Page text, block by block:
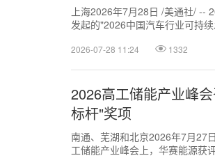
上海2026年7月28日 /美通社/ --
发起的"2026中国汽车行业可持
2026-07-28 11:24 1332
2026高工储能产业峰
标杆"奖项
南通、芜湖和北京2026年7月27
工储能产业峰会上，华赛能源获